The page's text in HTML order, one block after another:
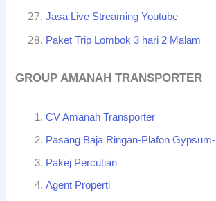
Jasa Live Streaming Youtube
Paket Trip Lombok 3 hari 2 Malam
GROUP AMANAH TRANSPORTER
CV Amanah Transporter
Pasang Baja Ringan-Plafon
Pakej Percutian
Agent Properti